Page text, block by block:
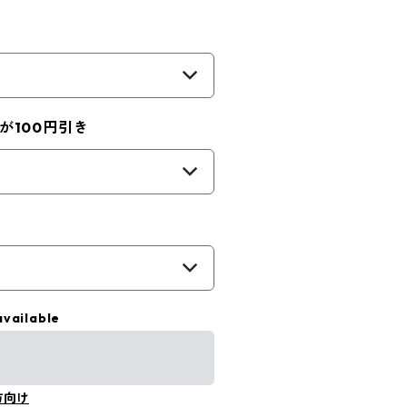
100円引き
向け